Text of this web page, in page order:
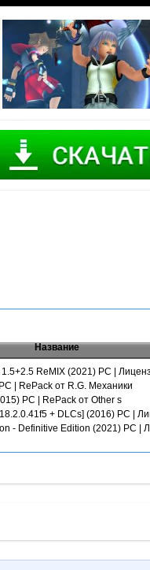
Название
ReMIX (2021) PC |
| RePack от R.G. Механики
PC | RePack от Other s
+ DLCs] (2016) PC |
- Definitive Edition (2021) PC |